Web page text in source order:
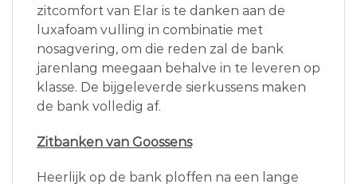
zitcomfort van Elar is te danken aan de
luxafoam vulling in combinatie met
nosagvering, om die reden zal de bank
jarenlang meegaan behalve in te leveren op
klasse. De bijgeleverde sierkussens maken
de bank volledig af.
Zitbanken van Goossens
Heerlijk op de bank ploffen na een lange